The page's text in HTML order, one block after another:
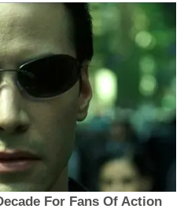
For Fans Of Action